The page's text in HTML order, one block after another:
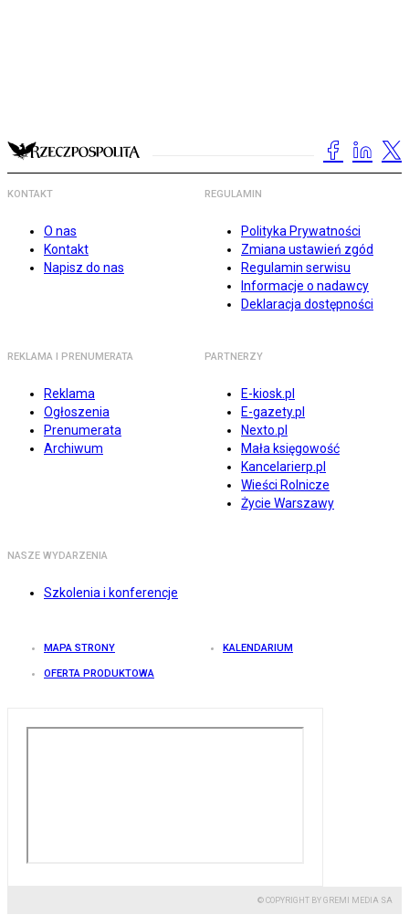
KONTAKT
O nas
Kontakt
Napisz do nas
REGULAMIN
Polityka Prywatności
Zmiana ustawień zgód
Regulamin serwisu
Informacje o nadawcy
Deklaracja dostępności
REKLAMA I PRENUMERATA
Reklama
Ogłoszenia
Prenumerata
Archiwum
PARTNERZY
E-kiosk.pl
E-gazety.pl
Nexto.pl
Mała księgowość
Kancelarierp.pl
Wieści Rolnicze
Życie Warszawy
NASZE WYDARZENIA
Szkolenia i konferencje
MAPA STRONY KALENDARIUM
OFERTA PRODUKTOWA
© COPYRIGHT BY GREMI MEDIA SA